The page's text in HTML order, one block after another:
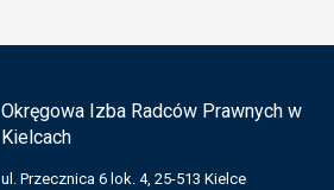
Okręgowa Izba Radców Prawnych w
Kielcach
ul. Przecznica 6 lok. 4, 25-513 Kielce